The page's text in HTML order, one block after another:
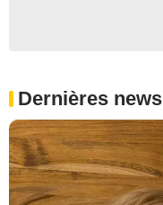
Dernières news